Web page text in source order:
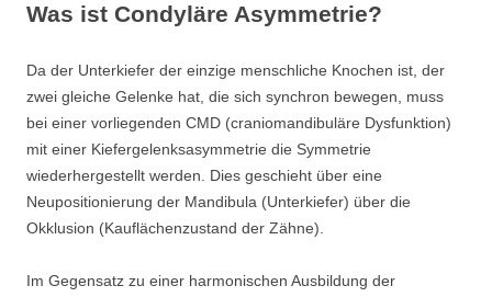
Was ist Condyläre Asymmetrie?
Da der Unterkiefer der einzige menschliche Knochen ist, der
zwei gleiche Gelenke hat, die sich synchron bewegen, muss
bei einer vorliegenden CMD (craniomandibuläre Dysfunktion)
mit einer Kiefergelenksasymmetrie die Symmetrie
wiederhergestellt werden. Dies geschieht über eine
Neupositionierung der Mandibula (Unterkiefer) über die
Okklusion (Kauflächenzustand der Zähne).
Im Gegensatz zu einer harmonischen Ausbildung der